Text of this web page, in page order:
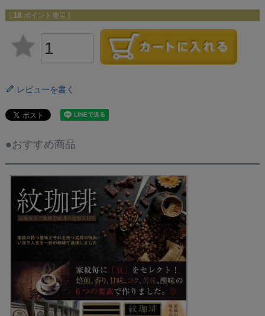
[ 18 ポイント進呈 ]
レビューを書く
●おすすめ商品